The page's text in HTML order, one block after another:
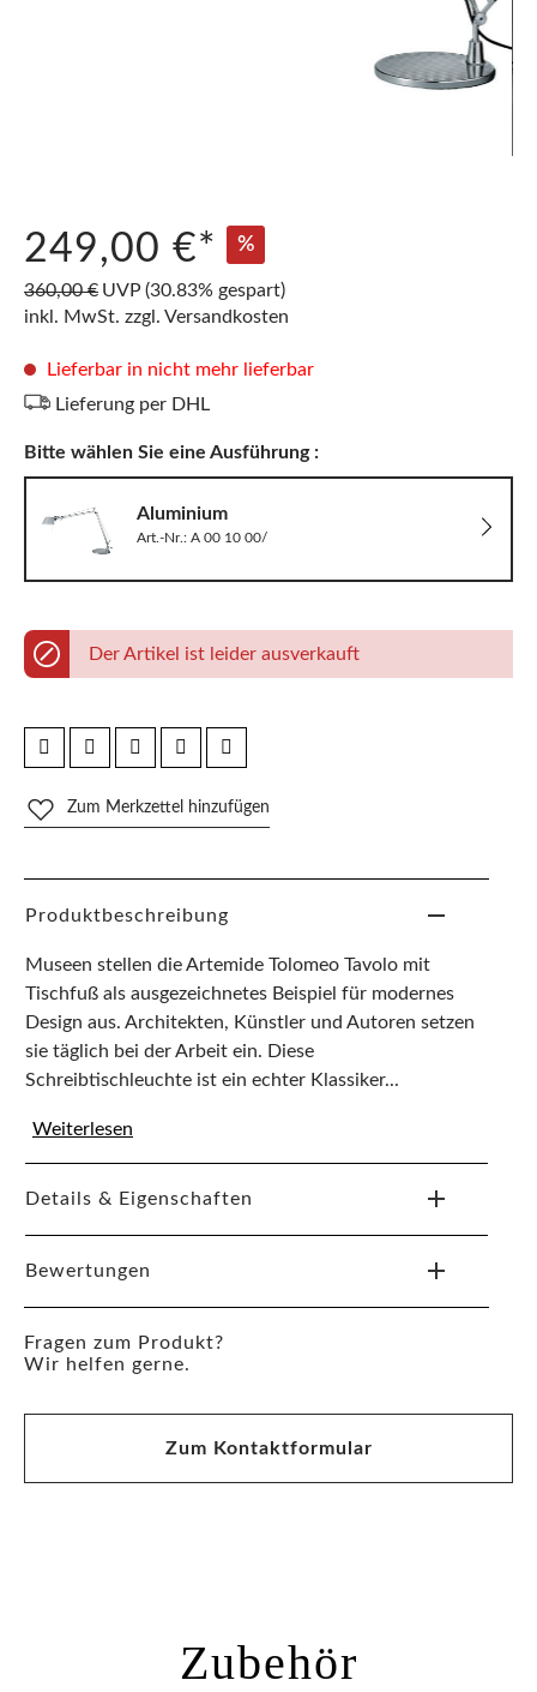
249,00 €* %
360,00 € UVP (30.83% gespart)
inkl. MwSt. zzgl. Versandkosten
Lieferbar in nicht mehr lieferbar
Lieferung per DHL
Bitte wählen Sie eine Ausführung :
Aluminium
Art.-Nr.: A 00 10 00/
Der Artikel ist leider ausverkauft
Zum Merkzettel hinzufügen
Produktbeschreibung
Museen stellen die Artemide Tolomeo Tavolo mit
Tischfuß als ausgezeichnetes Beispiel für modernes
Design aus. Architekten, Künstler und Autoren setzen
sie täglich bei der Arbeit ein. Diese
Schreibtischleuchte ist ein echter Klassiker...
Weiterlesen
Details & Eigenschaften
Bewertungen
Fragen zum Produkt?
Wir helfen gerne.
Zum Kontaktformular
Zubehör